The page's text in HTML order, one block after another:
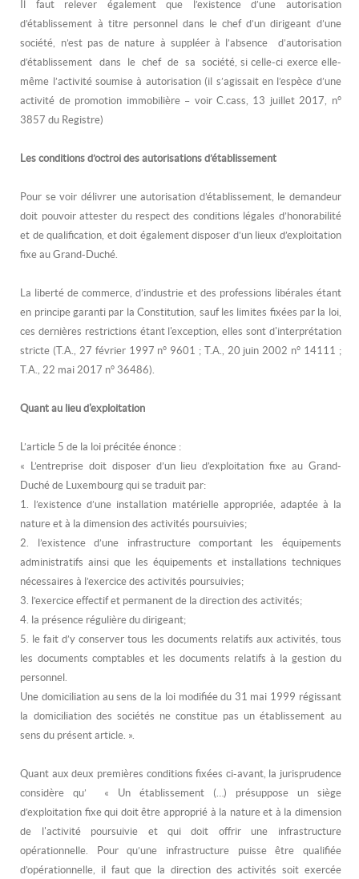
Il faut relever également que l’existence d’une autorisation
d’établissement à titre personnel dans le chef d’un dirigeant d’une
société, n’est pas de nature à suppléer à l’absence d’autorisation
d’établissement dans le chef de sa société, si celle-ci exerce elle-
même l’activité soumise à autorisation (il s’agissait en l’espèce d’une
activité de promotion immobilière – voir C.cass, 13 juillet 2017, n°
3857 du Registre)
Les conditions d’octroi des autorisations d’établissement
Pour se voir délivrer une autorisation d’établissement, le demandeur
doit pouvoir attester du respect des conditions légales d’honorabilité
et de qualification, et doit également disposer d’un lieux d’exploitation
fixe au Grand-Duché.
La liberté de commerce, d’industrie et des professions libérales étant
en principe garanti par la Constitution, sauf les limites fixées par la loi,
ces dernières restrictions étant l'exception, elles sont d'interprétation
stricte (T.A., 27 février 1997 n° 9601 ; T.A., 20 juin 2002 n° 14111 ;
T.A., 22 mai 2017 n° 36486).
Quant au lieu d'exploitation
L’article 5 de la loi précitée énonce :
«
L’entreprise doit disposer d’un lieu d’exploitation fixe au Grand-
Duché de Luxembourg qui se traduit par:
1. l’existence d’une installation matérielle appropriée, adaptée à la
nature et à la dimension des activités poursuivies;
2. l’existence d’une infrastructure comportant les équipements
administratifs ainsi que les équipements et installations techniques
nécessaires à l’exercice des activités poursuivies;
3. l’exercice effectif et permanent de la direction des activités;
4. la présence régulière du dirigeant;
5. le fait d’y conserver tous les documents relatifs aux activités, tous
les documents comptables et les documents relatifs à la gestion du
personnel.
Une domiciliation au sens de la loi modifiée du 31 mai 1999 régissant
la domiciliation des sociétés ne constitue pas un établissement au
sens du présent article. ».
Quant aux deux premières conditions fixées ci-avant, la jurisprudence
considère qu’ « Un établissement (…) présuppose un siège
d’exploitation fixe qui doit être approprié à la nature et à la dimension
de l'activité poursuivie et qui doit offrir une infrastructure
opérationnelle. Pour qu’une infrastructure puisse être qualifiée
d’opérationnelle, il faut que la direction des activités soit exercée